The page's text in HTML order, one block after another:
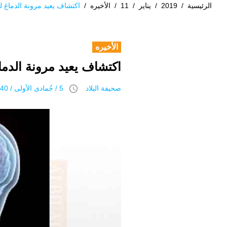
الرئيسية /
2019
/ يناير /
11
/ الأخيره / اكتشاف يعيد مرونة الدماغ
الأخيره
اكتشاف يعيد مرونة
صحيفة البلاد access_time 5 / جُمادى اﻷولى / 1440 هـ 11 يناير 2019